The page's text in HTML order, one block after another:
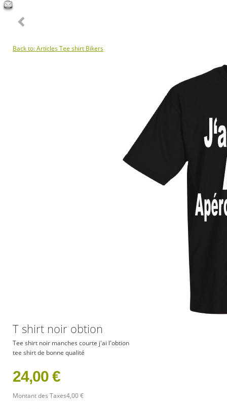
Back to: Articles Tee shirt Bikers
T shirt noir obtion
Tee shirt noir manches courte j'ai l'obtion
tee shirt de bonne qualité
24,00 €
Montant des Taxes4,00 €